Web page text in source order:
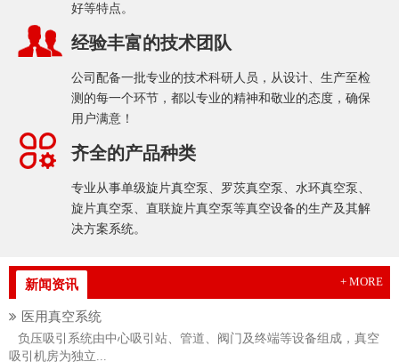
好等特点。
经验丰富的技术团队
公司配备一批专业的技术科研人员，从设计、生产至检
测的每一个环节，都以专业的精神和敬业的态度，确保
用户满意！
齐全的产品种类
专业从事单级旋片真空泵、罗茨真空泵、水环真空泵、
旋片真空泵、直联旋片真空泵等真空设备的生产及其解
决方案系统。
新闻资讯 + MORE
医用真空系统
负压吸引系统由中心吸引站、管道、阀门及终端等设备组成，真空
吸引机房为独立...